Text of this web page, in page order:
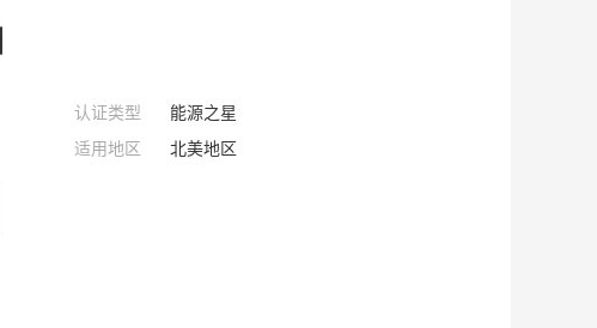
认证类型
能源之星
适用地区 北美地区